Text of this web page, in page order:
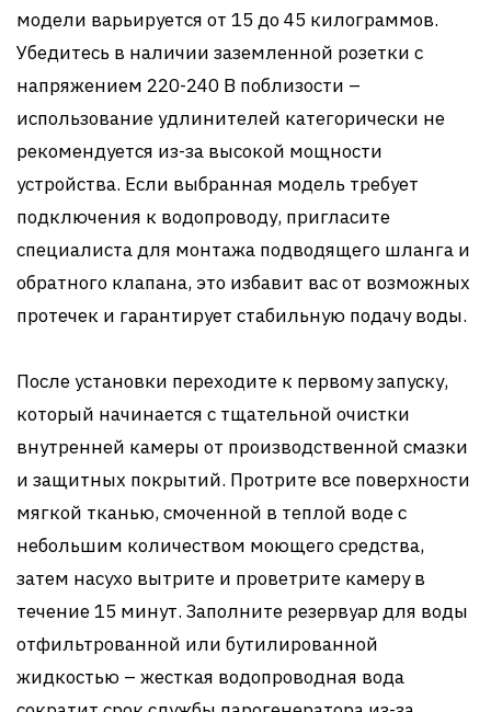
модели варьируется от 15 до 45 килограммов.
Убедитесь в наличии заземленной розетки с
напряжением 220-240 В поблизости –
использование удлинителей категорически не
рекомендуется из-за высокой мощности
устройства. Если выбранная модель требует
подключения к водопроводу, пригласите
специалиста для монтажа подводящего шланга и
обратного клапана, это избавит вас от возможных
протечек и гарантирует стабильную подачу воды.
После установки переходите к первому запуску,
который начинается с тщательной очистки
внутренней камеры от производственной смазки
и защитных покрытий. Протрите все поверхности
мягкой тканью, смоченной в теплой воде с
небольшим количеством моющего средства,
затем насухо вытрите и проветрите камеру в
течение 15 минут. Заполните резервуар для воды
отфильтрованной или бутилированной
жидкостью – жесткая водопроводная вода